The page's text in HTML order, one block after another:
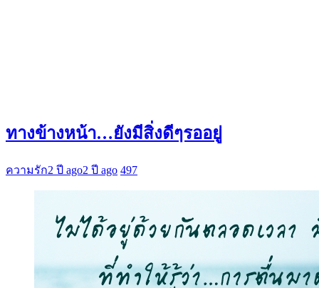
ทางข้างหน้า…ยังมีสิ่งดีๆรออยู่
ความรัก2 ปี ago2 ปี ago 497